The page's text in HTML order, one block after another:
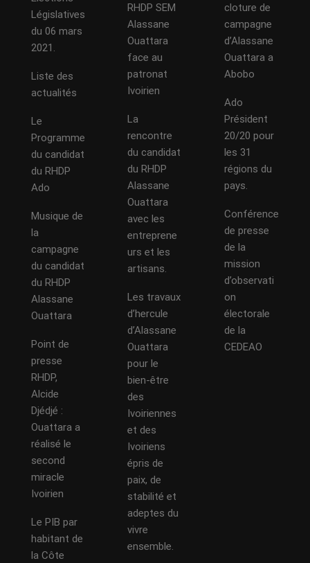
Législatives
du 06 mars
2021.
Liste des
actualités
Le
Programme
du candidat
du RHDP
Ado
Musique de
la
campagne
du candidat
du RHDP
Alassane
Ouattara
Point de
presse
RHDP,
Alcide
Djédjé :
Ouattara a
réalisé le
second
miracle
Ivoirien
Le PIB par
habitant de
la Côte
RHDP SEM
Alassane
Ouattara
face au
patronat
Ivoirien
La
rencontre
du candidat
du RHDP
Alassane
Ouattara
avec les
entreprene
urs et les
artisans.
Les travaux
d’hercule
d’Alassane
Ouattara
pour le
bien-être
des
Ivoiriennes
et des
Ivoiriens
épris de
paix, de
stabilité et
adeptes du
vivre
ensemble.
cloture de
campagne
d’Alassane
Ouattara a
Abobo
Ado
Président
20/20 pour
les 31
régions du
pays.
Conférence
de presse
de la
mission
d’observati
on
électorale
de la
CEDEAO